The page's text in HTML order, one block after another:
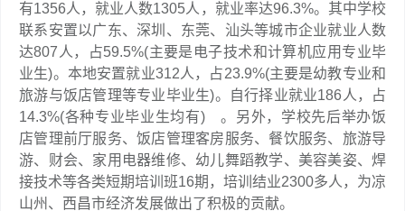
有1356人，就业人数1305人，就业率达96.3%。其中学校
联系安置以广东、深圳、东莞、汕头等城市企业就业人数
达807人，占59.5%(主要是电子技术和计算机应用专业毕
业生)。本地安置就业312人，占23.9%(主要是幼教专业和
旅游与饭店管理等专业毕业生)。自行择业就业186人，占
14.3%(各种专业毕业生均有) 。另外，学校先后举办饭
店管理前厅服务、饭店管理客房服务、餐饮服务、旅游导
游、财会、家用电器维修、幼儿舞蹈教学、美容美姿、焊
接技术等各类短期培训班16期，培训结业2300多人，为凉
山州、西昌市经济发展做出了积极的贡献。